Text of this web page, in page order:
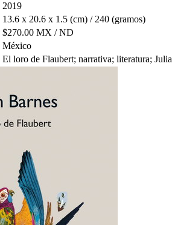
2019
13.6 x 20.6 x 1.5 (cm) / 240 (gramos)
$270.00 MX / ND
México
El loro de Flaubert; narrativa; literatura;